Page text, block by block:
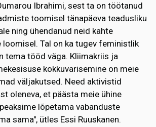
Ibrahimi, sest ta on töötanud
toomisel tänapäeva teadusliku
ning ühendanud neid kahte
loomisel. Tal on ka tugev feministlik
tema tööd väga. Kliimakriis ja
kokkuvarisemine on meie
väljakutsed. Need aktivistid
oleneva, et päästa meie ühine
lõpetama vabanduste
sama", ütles Essi Ruuskanen.